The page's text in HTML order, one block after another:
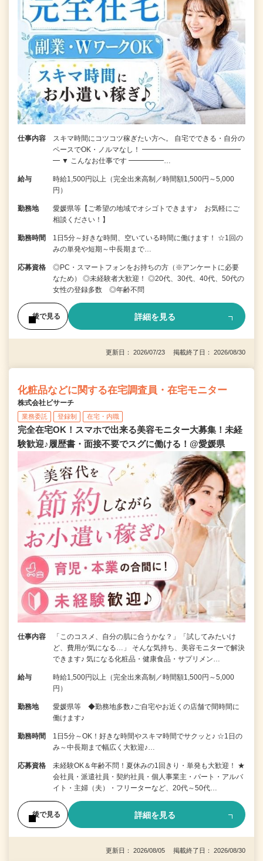
仕事内容
スキマ時間にコツコツ稼ぎたい方へ。 自宅でできる・自分の
ペースでOK・ノルマなし！ ━━━━━━━━━━━━━━
━ ▼ こんなお仕事です ━━━━━…
給与
時給1,500円以上（完全出来高制／時間額1,500円～5,000
円）
勤務地
愛媛県等【ご希望の地域でオシゴトできます♪ お気軽にご
相談ください！】
勤務時間
1日5分～好きな時間、空いている時間に働けます！ ☆1回の
みの単発や短期～中長期まで…
応募資格
◎PC・スマートフォンをお持ちの方（※アンケートに必要
なため） ◎未経験者大歓迎！ ◎20代、30代、40代、50代の
女性の登録多数 ◎年齢不問
後で見る 詳細を見る
更新日： 2026/07/23 掲載終了日： 2026/08/30
化粧品などに関する在宅調査員・在宅モニター
株式会社ビサーチ
業務委託 登録制 在宅・内職
完全在宅OK！スマホで出来る美容モニター大募集！未経
験歓迎♪履歴書・面接不要でスグに働ける！@愛媛県
仕事内容
「このコスメ、自分の肌に合うかな？」「試してみたいけ
ど、費用が気になる…」 そんな気持ち、美容モニターで解決
できます♪ 気になる化粧品・健康食品・サプリメン…
給与
時給1,500円以上（完全出来高制／時間額1,500円～5,000
円）
勤務地
愛媛県等 ◆勤務地多数♪ご自宅やお近くの店舗で間時間に
働けます♪
勤務時間
1日5分～OK！好きな時間やスキマ時間でサクッと♪ ☆1日の
み～中長期まで幅広く大歓迎♪…
応募資格
未経験OK＆年齢不問！夏休みの1回きり・単発も大歓迎！ ★
会社員・派遣社員・契約社員・個人事業主・パート・アルバ
イト・主婦（夫）・フリーターなど、20代～50代…
後で見る 詳細を見る
更新日： 2026/08/05 掲載終了日： 2026/08/30